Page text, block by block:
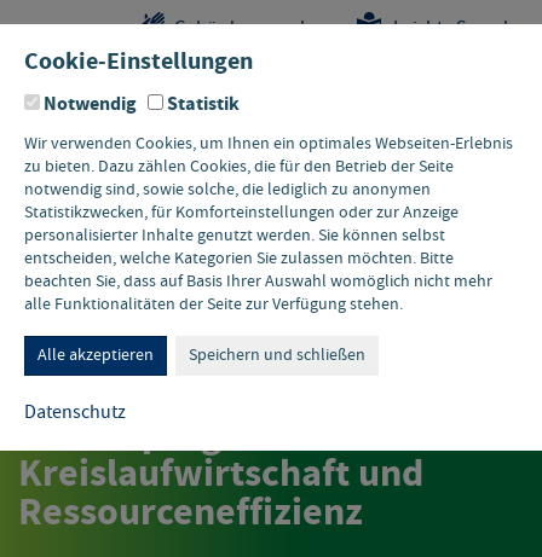
Kontakt
Gebärdensprache Leichte Sprache
PRESSEMITTEILUNG
Umweltministerium startet
10 Millionen Euro
Sonderprogramm für
Kreislaufwirtschaft und
Ressourceneffizienz
Cookie-Einstellungen
Notwendig Statistik
Wir verwenden Cookies, um Ihnen ein optimales Webseiten-Erlebnis
zu bieten. Dazu zählen Cookies, die für den Betrieb der Seite
notwendig sind, sowie solche, die lediglich zu anonymen
Statistikzwecken, für Komforteinstellungen oder zur Anzeige
personalisierter Inhalte genutzt werden. Sie können selbst
entscheiden, welche Kategorien Sie zulassen möchten. Bitte
beachten Sie, dass auf Basis Ihrer Auswahl womöglich nicht mehr
alle Funktionalitäten der Seite zur Verfügung stehen.
Alle akzeptieren Speichern und schließen
Datenschutz